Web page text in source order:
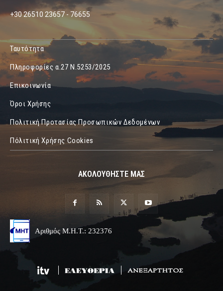
+30 26510 23657 - 76655
Ταυτότητα
Πληροφορίες α.27 Ν.5253/2025
Επικοινωνία
Όροι Χρήσης
Πολιτική Προτασίας Προσωπικών Δεδομένων
Πόλιτική Χρήσης Cookies
ΑΚΟΛΟΥΘΗΣΤΕ ΜΑΣ
Αριθμός Μ.Η.Τ.: 232376